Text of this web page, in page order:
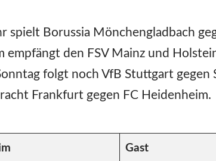
spielt Borussia Mönchengladbach
empfängt den FSV Mainz und
folgt noch VfB Stuttgart gegen
Frankfurt gegen FC Heidenheim.
Gast